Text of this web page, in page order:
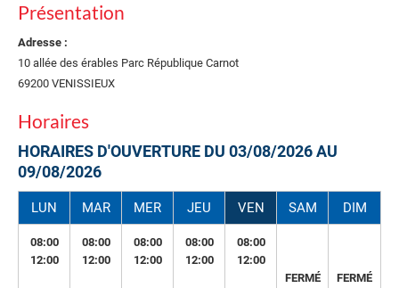
Présentation
Adresse :
10 allée des érables Parc République Carnot
69200 VENISSIEUX
Horaires
HORAIRES D'OUVERTURE DU 03/08/2026 AU
09/08/2026
LUN MAR MER JEU VEN SAM DIM
08:00
12:00
08:00
12:00
08:00
12:00
08:00
12:00
08:00
12:00
FERMÉ FERMÉ